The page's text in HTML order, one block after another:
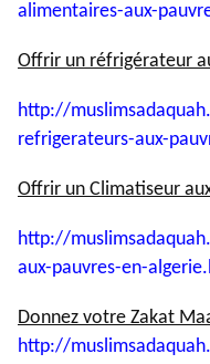
alimentaires-aux-
Offrir un réfrigérateur
http://
refrigerateurs-aux-
Offrir un Climatiseur
http://
aux-pauvres-en-
Donnez votre Zakat
http://